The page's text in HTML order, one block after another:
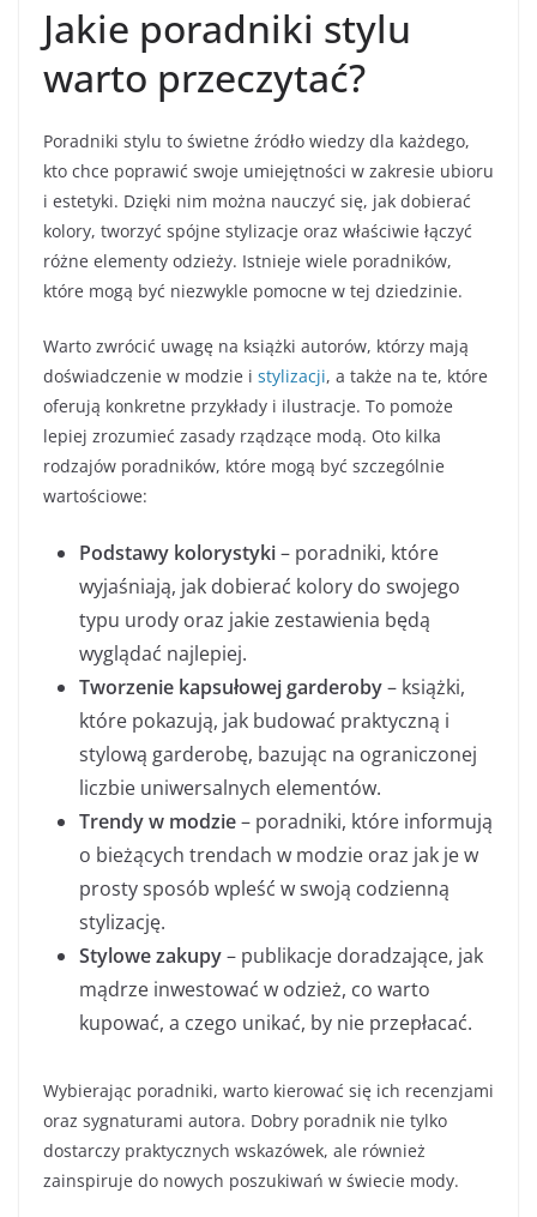
Jakie poradniki stylu
warto przeczytać?
Poradniki stylu to świetne źródło wiedzy dla każdego,
kto chce poprawić swoje umiejętności w zakresie ubioru
i estetyki. Dzięki nim można nauczyć się, jak dobierać
kolory, tworzyć spójne stylizacje oraz właściwie łączyć
różne elementy odzieży. Istnieje wiele poradników,
które mogą być niezwykle pomocne w tej dziedzinie.
Warto zwrócić uwagę na książki autorów, którzy mają
doświadczenie w modzie i stylizacji, a także na te, które
oferują konkretne przykłady i ilustracje. To pomoże
lepiej zrozumieć zasady rządzące modą. Oto kilka
rodzajów poradników, które mogą być szczególnie
wartościowe:
Podstawy kolorystyki– poradniki, które
wyjaśniają, jak dobierać kolory do swojego
typu urody oraz jakie zestawienia będą
wyglądać najlepiej.
Tworzenie kapsułowej garderoby– książki,
które pokazują, jak budować praktyczną i
stylową garderobę, bazując na ograniczonej
liczbie uniwersalnych elementów.
Trendy w modzie– poradniki, które informują
o bieżących trendach w modzie oraz jak je w
prosty sposób wpleść w swoją codzienną
stylizację.
Stylowe zakupy– publikacje doradzające, jak
mądrze inwestować w odzież, co warto
kupować, a czego unikać, by nie przepłacać.
Wybierając poradniki, warto kierować się ich recenzjami
oraz sygnaturami autora. Dobry poradnik nie tylko
dostarczy praktycznych wskazówek, ale również
zainspiruje do nowych poszukiwań w świecie mody.